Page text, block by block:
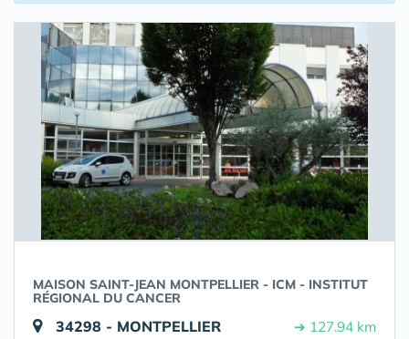
MAISON SAINT-JEAN MONTPELLIER - ICM - INSTITUT
RÉGIONAL DU CANCER
34298 - MONTPELLIER ➔ 127.94 km